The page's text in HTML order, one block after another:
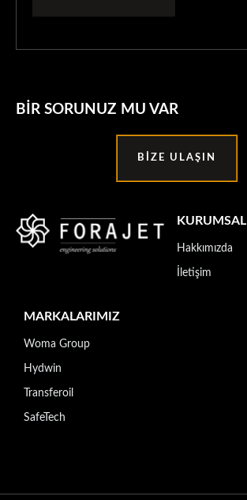
BIR SORUNUZ MU VAR
BIZE ULAŞIN
KURUMSAL
Hakkımızda
İletişim
MARKALARIMIZ
Woma Group
Hydwin
Transferoil
SafeTech